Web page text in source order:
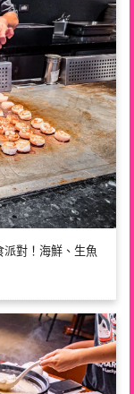
派對！海鮮、生魚